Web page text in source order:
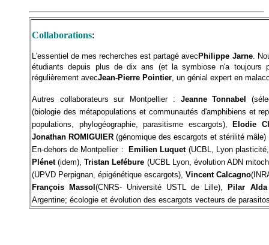
Collaborations:
L'essentiel de mes recherches est partagé avecPhilippe Jarne.
étudiants depuis plus de dix ans (et la symbiose n'a toujours
régulièrement avecJean-Pierre Pointier , un génial expert en
Autres collaborateurs sur Montpellier : Jeanne Tonnabel
(biologie des métapopulations et communautés d'amphibiens et
populations, phylogéographie, parasitisme escargots), Elodie
Jonathan ROMIGUIER (génomique des escargots et stérilité mâle)
En-dehors de Montpellier :Emilien Luquet(UCBL, Lyon
Plénet(idem),Tristan Lefébure (UCBL Lyon, évolution ADN
(UPVD Perpignan, épigénétique escargots), Vincent Calcagno
François Massol(CNRS- Université USTL de Lille),Pilar Alda
Argentine; écologie et évolution des escargots vecteurs de